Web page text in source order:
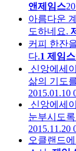
앤제임스
아름다운
도하네요.
커피 한잔
다.1 제임
신앙에세
삶의 기도
2015.01.10
신앙에세
눈부시도
2015.11.20
오클랜드